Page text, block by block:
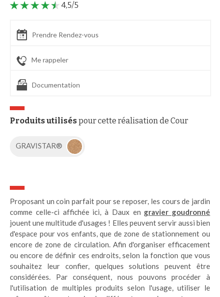
4,5/5
Prendre Rendez-vous
Me rappeler
Documentation
Produits utilisés pour cette réalisation de Cour
GRAVISTAR®
Proposant un coin parfait pour se reposer, les cours de jardin
comme celle-ci affichée ici, à Daux en gravier goudronné
jouent une multitude d'usages ! Elles peuvent servir aussi bien
d'espace pour vos enfants, que de zone de stationnement ou
encore de zone de circulation. Afin d'organiser efficacement
ou encore de définir ces endroits, selon la fonction que vous
souhaitez leur confier, quelques solutions peuvent être
considérées. Par conséquent, nous pouvons procéder à
l'utilisation de multiples produits selon l'usage, utiliser le
de ce site vous intéresse
aimerait bien vous accompagner
: